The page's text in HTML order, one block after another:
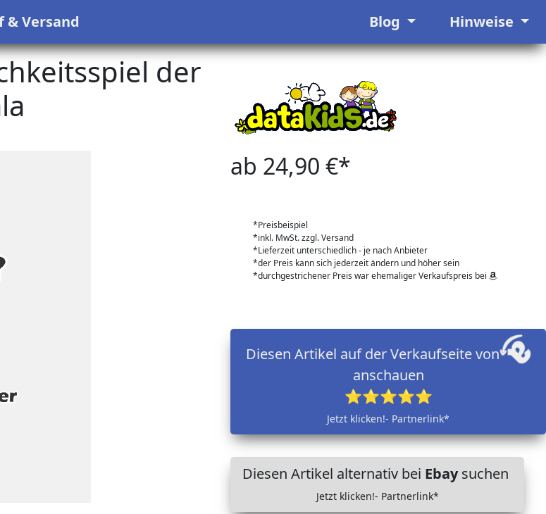
& Versand Blog Hinweise
der
ab 24,90 €*
*Preisbeispiel
*inkl. MwSt. zzgl. Versand
*Lieferzeit unterschiedlich - je nach Anbieter
*der Preis kann sich jederzeit ändern und höher sein
*durchgestrichener Preis war ehemaliger Verkaufspreis bei
Diesen Artikel auf der Verkaufseite von
anschauen
⭐⭐⭐⭐⭐
Jetzt klicken!- Partnerlink*
Diesen Artikel alternativ bei Ebaysuchen
Jetzt klicken!- Partnerlink*